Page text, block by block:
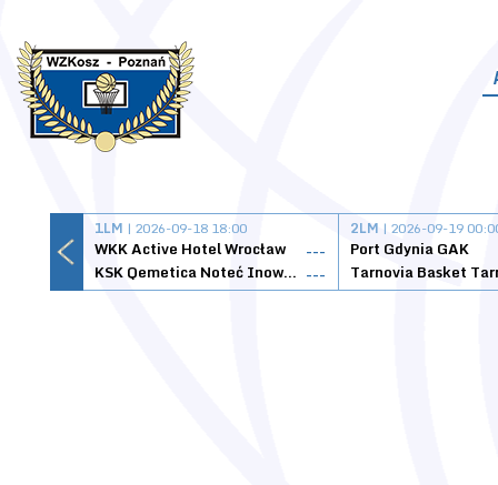
1LM | 2026-09-18 18:00
WKK Active Hotel Wrocław
---
KSK Qemetica Noteć Inowrocław ---
2LM | 2026-09-19
Port Gdynia GAK